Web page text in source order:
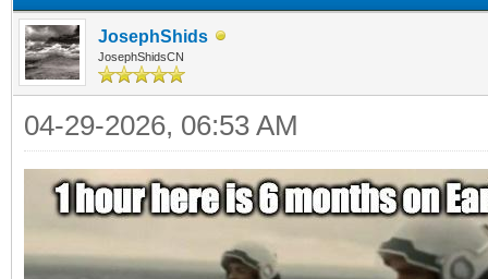
JosephShids
JosephShidsCN
04-29-2026, 06:53 AM